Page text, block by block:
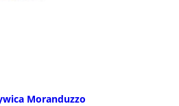
Moranduzzo